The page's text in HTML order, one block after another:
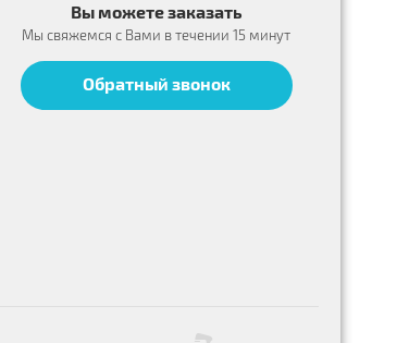
Вы можете заказать
Мы свяжемся с Вами в течении 15 минут
Обратный звонок